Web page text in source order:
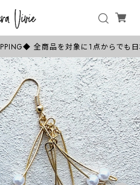
全商品を対象に1点からでも日